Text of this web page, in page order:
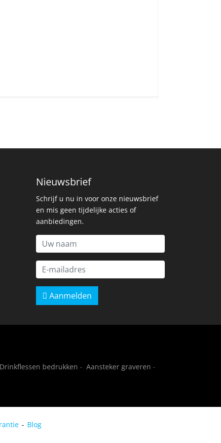
Nieuwsbrief
Schrijf u nu in voor onze nieuwsbrief
en mis geen tijdelijke acties of
aanbiedingen.
Aanmelden
Drinkflessen bedrukken - Aansteker graveren -
Blog